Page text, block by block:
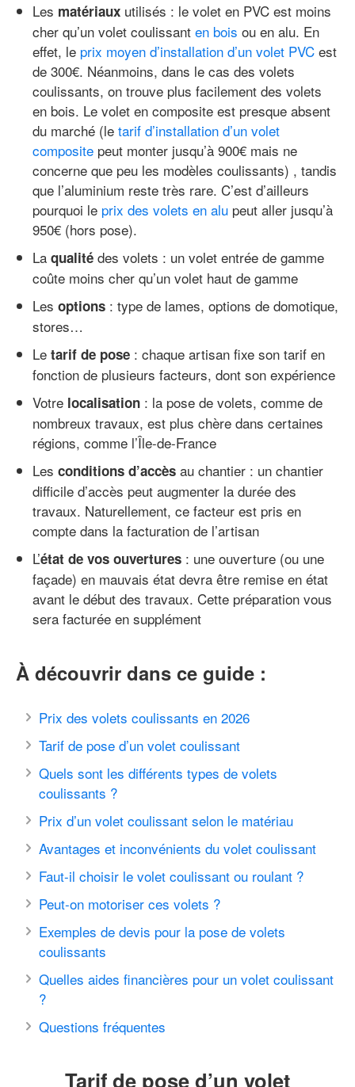
Les matériaux utilisés : le volet en PVC est moins
cher qu’un volet coulissant en bois ou en alu. En
effet, le prix moyen d’installation d’un volet PVC est
de 300€. Néanmoins, dans le cas des volets
coulissants, on trouve plus facilement des volets
en bois. Le volet en composite est presque absent
du marché (le tarif d’installation d’un volet
composite peut monter jusqu’à 900€ mais ne
concerne que peu les modèles coulissants) , tandis
que l’aluminium reste très rare. C’est d’ailleurs
pourquoi le prix des volets en alu peut aller jusqu’à
950€ (hors pose).
La qualité des volets : un volet entrée de gamme
coûte moins cher qu’un volet haut de gamme
Les options : type de lames, options de domotique,
stores…
Le tarif de pose : chaque artisan fixe son tarif en
fonction de plusieurs facteurs, dont son expérience
Votre localisation : la pose de volets, comme de
nombreux travaux, est plus chère dans certaines
régions, comme l’Île-de-France
Les conditions d’accès au chantier : un chantier
difficile d’accès peut augmenter la durée des
travaux. Naturellement, ce facteur est pris en
compte dans la facturation de l’artisan
L’état de vos ouvertures : une ouverture (ou une
façade) en mauvais état devra être remise en état
avant le début des travaux. Cette préparation vous
sera facturée en supplément
À découvrir dans ce guide :
Prix des volets coulissants en 2026
Tarif de pose d’un volet coulissant
Quels sont les différents types de volets
coulissants ?
Prix d’un volet coulissant selon le matériau
Avantages et inconvénients du volet coulissant
Faut-il choisir le volet coulissant ou roulant ?
Peut-on motoriser ces volets ?
Exemples de devis pour la pose de volets
coulissants
Quelles aides financières pour un volet coulissant
?
Questions fréquentes
Tarif de pose d’un volet